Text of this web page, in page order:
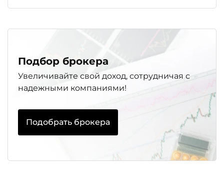
Подбор брокера
Увеличивайте свой доход, сотрудничая с
надежными компаниями!
Подобрать брокера